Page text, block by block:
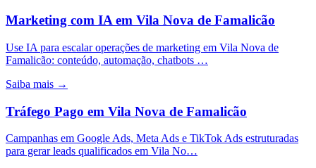
Marketing com IA em Vila Nova de Famalicão
Use IA para escalar operações de marketing em Vila Nova de
Famalicão: conteúdo, automação, chatbots …
Saiba mais →
Tráfego Pago em Vila Nova de Famalicão
Campanhas em Google Ads, Meta Ads e TikTok Ads estruturadas
para gerar leads qualificados em Vila No…